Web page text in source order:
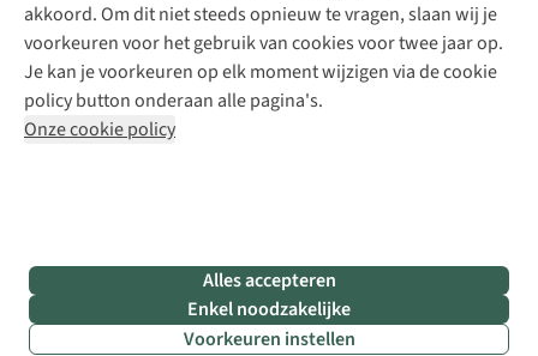
akkoord. Om dit niet steeds opnieuw te vragen, slaan wij je
voorkeuren voor het gebruik van cookies voor twee jaar op.
Je kan je voorkeuren op elk moment wijzigen via de cookie
policy button onderaan alle pagina's.
Onze cookie policy
Alles accepteren
Enkel noodzakelijke
Voorkeuren instellen
Disclaimer Privacy Policy
Algemene voorwaarden
Cookie Policy